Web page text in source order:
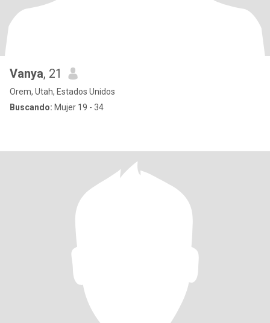
Vanya, 21
Orem, Utah, Estados Unidos
Buscando: Mujer 19 - 34